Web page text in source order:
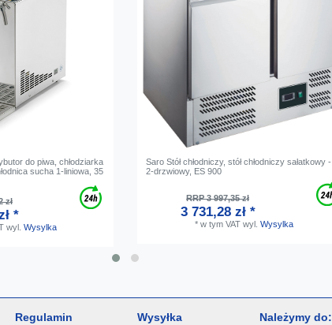
do piwa, chłodziarka
sucha 1-liniowa, 35
zł
*
wyl. Wysylka
Saro Stół chłodniczy, stół chłodniczy sałatkowy -
2-drzwiowy, ES 900
RRP 3 997,35 zł
3 731,28 zł *
* w tym VATwyl. Wysylka
Regulamin Wysyłka Należymy do: